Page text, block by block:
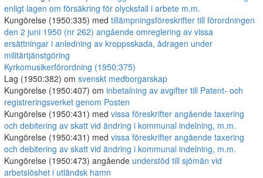
enligt lagen om försäkring för olycksfall i arbete m.m.
Kungörelse (1950:335) med tillämpningsföreskrifter till förordningen
den 2 juni 1950 (nr 262) angående omreglering av vissa
ersättningar i anledning av kroppsskada, ådragen under
militärtjänstgöring
Kyrkomusikerförordning (1950:375)
Lag (1950:382) om svenskt medborgarskap
Kungörelse (1950:407) om inbetalning av avgifter till Patent- och
registreringsverket genom Posten
Kungörelse (1950:431) med vissa föreskrifter angående taxering
och debitering av skatt vid ändring i kommunal indelning, m.m.
Kungörelse (1950:431) med vissa föreskrifter angående taxering
och debitering av skatt vid ändring i kommunal indelning, m.m.
Kungörelse (1950:473) angående understöd till sjömän vid
arbetslöshet i utländsk hamn